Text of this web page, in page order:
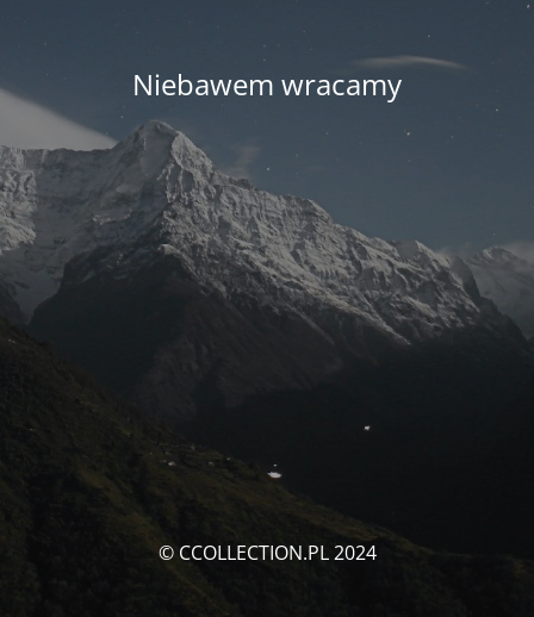
Niebawem wracamy
© CCOLLECTION.PL 2024